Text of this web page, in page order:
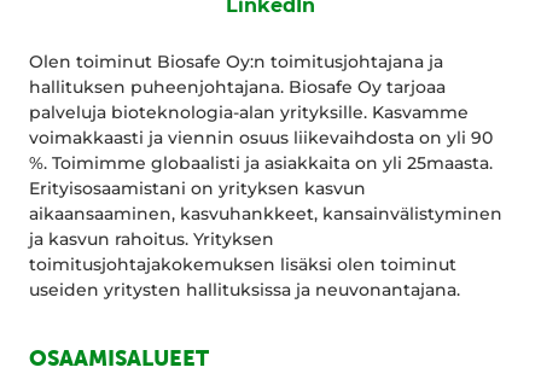
LinkedIn
Olen toiminut Biosafe Oy:n toimitusjohtajana ja
hallituksen puheenjohtajana. Biosafe Oy tarjoaa
palveluja bioteknologia-alan yrityksille. Kasvamme
voimakkaasti ja viennin osuus liikevaihdosta on yli 90
%. Toimimme globaalisti ja asiakkaita on yli 25maasta.
Erityisosaamistani on yrityksen kasvun
aikaansaaminen, kasvuhankkeet, kansainvälistyminen
ja kasvun rahoitus. Yrityksen
toimitusjohtajakokemuksen lisäksi olen toiminut
useiden yritysten hallituksissa ja neuvonantajana.
OSAAMISALUEET